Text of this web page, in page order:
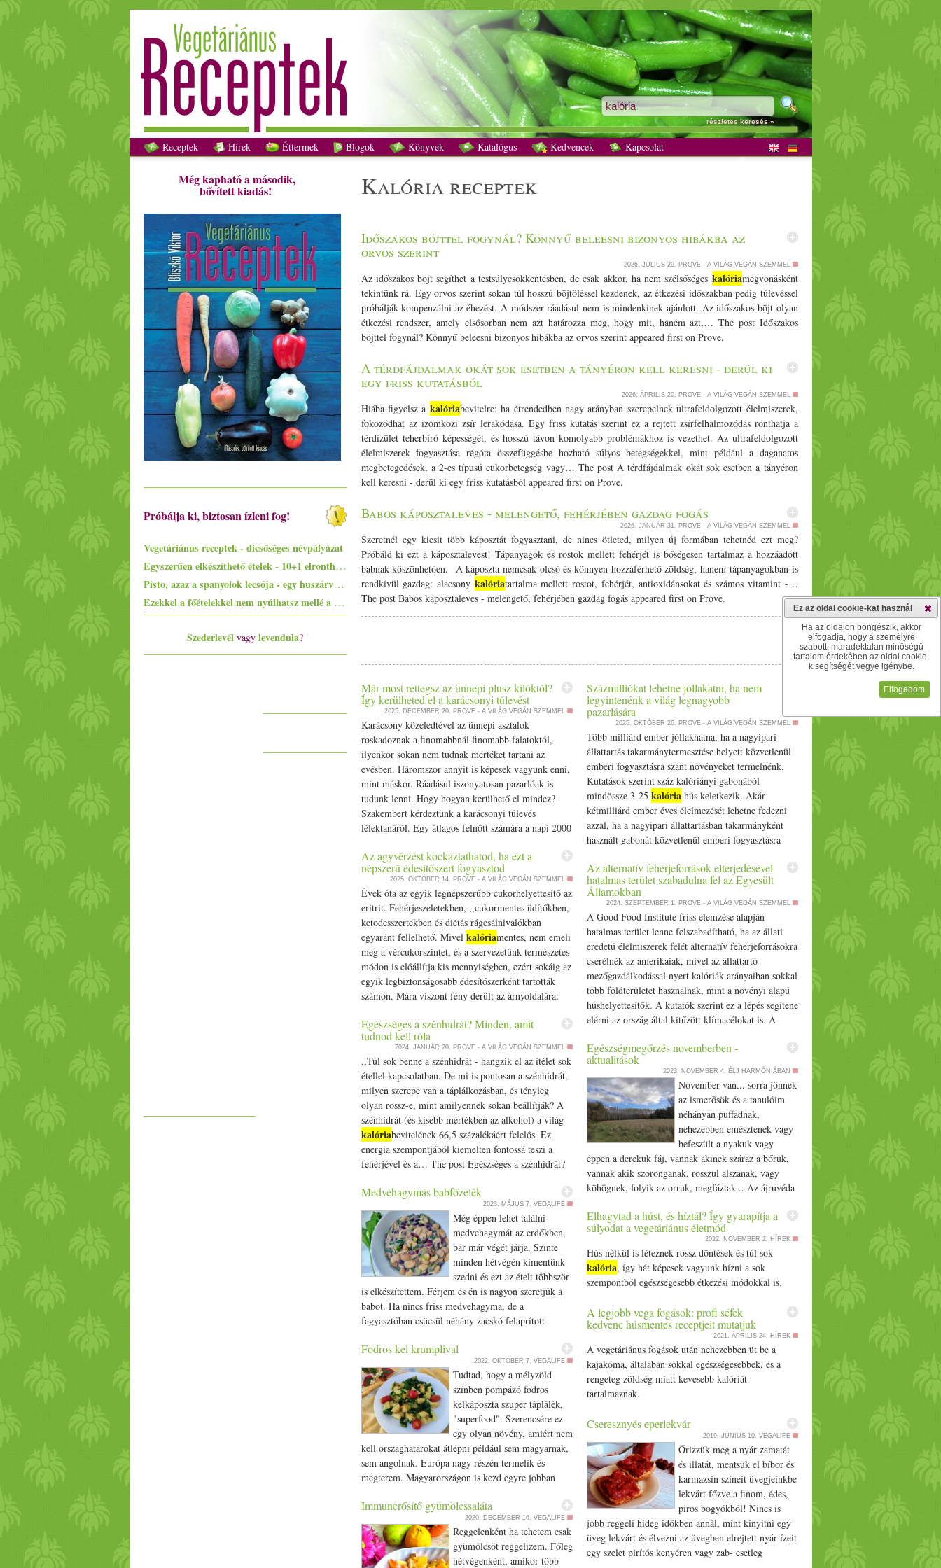
kalória receptek - Vegetáriánus receptek
részletes keresés »
Receptek Hírek Éttermek Blogok Könyvek Katalógus Kedvencek Kapcsolat
Még kapható a második,
bővített kiadás!
Próbálja ki, biztosan ízleni fog!
Vegetáriánus receptek - dicsőséges névpályázat
Egyszerűen elkészíthető ételek - 10+1 elronthatatlan recept kezdő konyhatündéreknek
Pisto, azaz a spanyolok lecsója - egy huszárvágással tesszük laktatóbbá
Ezekkel a főételekkel nem nyúlhatsz mellé a hőségben - 5+1 kánikularecept
Szederlevél vagy levendula?
kalória receptek
Időszakos böjttel fogynál? Könnyű beleesni bizonyos hibákba az
orvos szerint
2026. JÚLIUS 29. PROVE - A VILÁG VEGÁN SZEMMEL
Az időszakos böjt segíthet a testsúlycsökkentésben, de csak akkor, ha nem szélsőséges kalóriamegvonásként
tekintünk rá. Egy orvos szerint sokan túl hosszú böjtöléssel kezdenek, az étkezési időszakban pedig túlevéssel
próbálják kompenzálni az éhezést. A módszer ráadásul nem is mindenkinek ajánlott. Az időszakos böjt olyan
étkezési rendszer, amely elsősorban nem azt határozza meg, hogy mit, hanem azt,… The post Időszakos
böjttel fogynál? Könnyű beleesni bizonyos hibákba az orvos szerint appeared first on Prove.
A térdfájdalmak okát sok esetben a tányéron kell keresni - derül ki
egy friss kutatásból
2026. ÁPRILIS 20. PROVE - A VILÁG VEGÁN SZEMMEL
Hiába figyelsz a kalóriabevitelre: ha étrendedben nagy arányban szerepelnek ultrafeldolgozott élelmiszerek,
fokozódhat az izomközi zsír lerakódása. Egy friss kutatás szerint ez a rejtett zsírfelhalmozódás ronthatja a
térdízület teherbíró képességét, és hosszú távon komolyabb problémákhoz is vezethet. Az ultrafeldolgozott
élelmiszerek fogyasztása régóta összefüggésbe hozható súlyos betegségekkel, mint például a daganatos
megbetegedések, a 2-es típusú cukorbetegség vagy… The post A térdfájdalmak okát sok esetben a tányéron
kell keresni - derül ki egy friss kutatásból appeared first on Prove.
Babos káposztaleves - melengető, fehérjében gazdag fogás
2026. JANUÁR 31. PROVE - A VILÁG VEGÁN SZEMMEL
Szeretnél egy kicsit több káposztát fogyasztani, de nincs ötleted, milyen új formában tehetnéd ezt meg?
Próbáld ki ezt a káposztalevest! Tápanyagok és rostok mellett fehérjét is bőségesen tartalmaz a hozzáadott
babnak köszönhetően. A káposzta nemcsak olcsó és könnyen hozzáférhető zöldség, hanem tápanyagokban is
rendkívül gazdag: alacsony kalóriatartalma mellett rostot, fehérjét, antioxidánsokat és számos vitamint -…
The post Babos káposztaleves - melengető, fehérjében gazdag fogás appeared first on Prove.
Már most rettegsz az ünnepi plusz kilóktól?
Így kerülheted el a karácsonyi túlevést
2025. DECEMBER 20. PROVE - A VILÁG VEGÁN SZEMMEL
Karácsony közeledtével az ünnepi asztalok
roskadoznak a finomabbnál finomabb falatoktól,
ilyenkor sokan nem tudnak mértéket tartani az
evésben. Háromszor annyit is képesek vagyunk enni,
mint máskor. Ráadásul iszonyatosan pazarlóak is
tudunk lenni. Hogy hogyan kerülhető el mindez?
Szakembert kérdeztünk a karácsonyi túlevés
lélektanáról. Egy átlagos felnőtt számára a napi 2000
rettegsz az ünnepi plusz kilóktól? Így kerülheted el a
karácsonyi túlevést appeared first on Prove.
Az agyvérzést kockáztathatod, ha ezt a
népszerű édesítőszert fogyasztod
2025. OKTÓBER 14. PROVE - A VILÁG VEGÁN SZEMMEL
Évek óta az egyik legnépszerűbb cukorhelyettesítő az
eritrit. Fehérjeszeletekben, ,,cukormentes üdítőkben,
ketodesszertekben és diétás rágcsálnivalókban
egyaránt fellelhető. Mivel kalóriamentes, nem emeli
meg a vércukorszintet, és a szervezetünk természetes
módon is előállítja kis mennyiségben, ezért sokáig az
egyik legbiztonságosabb édesítőszerként tartották
számon. Mára viszont fény derült az árnyoldalára:
The post Az agyvérzést kockáztathatod, ha ezt a
népszerű édesítőszert fogyasztod appeared first on
Prove.hu.
Egészséges a szénhidrát? Minden, amit
tudnod kell róla
2024. JANUÁR 20. PROVE - A VILÁG VEGÁN SZEMMEL
,,Túl sok benne a szénhidrát - hangzik el az ítélet sok
étellel kapcsolatban. De mi is pontosan a szénhidrát,
milyen szerepe van a táplálkozásban, és tényleg
olyan rossz-e, mint amilyennek sokan beállítják? A
szénhidrát (és kisebb mértékben az alkohol) a világ
kalóriabevitelének 66,5 százalékáért felelős. Ez
energia szempontjából kiemelten fontossá teszi a
fehérjével és a… The post Egészséges a szénhidrát?
Prove.hu.
Medvehagymás babfőzelék
2023. MÁJUS 7. VEGALIFE
Még éppen lehet találni
medvehagymát az erdőkben,
bár már végét járja. Szinte
minden hétvégén kimentünk
szedni és ezt az ételt többször
is elkészítettem. Férjem és én is nagyon szeretjük a
babot. Ha nincs friss medvehagyma, de a
fagyasztóban csücsül néhány zacskó felaprított
hogy bármikor évközben elkészítsük ezt a
finomságos főzeléket. Medvehagymát nélkülözve
póréhagymát, esetleg újhagymát is használhatunk. Ha
attól tartanánk, hogy a bab puffadást okoz,
mindenképpen sok zöld levelű salátafélével, esetleg
spenóttal fogyasszuk. Figyeljünk arra is, hogy az étel
előtt fél órával és az étel után egy órával bőséges
vizet igyunk, az is segíti a bab emésztését. Ha
azonnal a babfőzelék fogyasztása után vagy közben
isszuk a vizet, a puffadás vele fog járni. A Barbeque
paprikás ízétől alig bírtunk leállni vele.
Fogyókúrázóknak érdemes gyakran hüvelyeset enni,
mivel gyorsan telít és sokáig nem éhezel meg.
Ráadásul a babokban van egy arginin nevű aminosav,
Fodros kel krumplival
2022. OKTÓBER 7. VEGALIFE
Tudtad, hogy a mélyzöld
színben pompázó fodros
kelkáposzta szuper táplálék,
"superfood". Szerencsére ez
egy olyan növény, amiért nem
kell országhatárokat átlépni például sem magyarnak,
sem angolnak. Európa nagy részén termelik és
megterem. Magyarországon is kezd egyre jobban
lábnyom fodros kel étellel kisebb lesz. Miért
szeretem a fodros kel-t? Tele van egészségünket,
szervezetünket építő és fenntartó vitaminokkal,
ásványi anyagokkal és antioxidánssal, a kalóriája
Immunerősítő gyümölcssaláta
2020. DECEMBER 16. VEGALIFE
Reggelenként ha tehetem csak
gyümölcsöt reggelizem. Főleg
hétvégenként, amikor több
Százmilliókat lehetne jóllakatni, ha nem
legyintenénk a világ legnagyobb
pazarlására
2025. OKTÓBER 26. PROVE - A VILÁG VEGÁN SZEMMEL
Több milliárd ember jóllakhatna, ha a nagyipari
állattartás takarmánytermesztése helyett közvetlenül
emberi fogyasztásra szánt növényeket termelnénk.
Kutatások szerint száz kalóriányi gabonából
mindössze 3-25 kalóriahús keletkezik. Akár
kétmilliárd ember éves élelmezését lehetne fedezni
azzal, ha a nagyipari állattartásban takarmányként
használt gabonát közvetlenül emberi fogyasztásra
állatjóléti szervezet friss… The post Százmilliókat
lehetne jóllakatni, ha nem legyintenénk a világ
legnagyobb pazarlására appeared first on Prove.hu.
Az alternatív fehérjeforrások elterjedésével
hatalmas terület szabadulna fel az Egyesült
Államokban
2024. SZEPTEMBER 1. PROVE - A VILÁG VEGÁN SZEMMEL
A Good Food Institute friss elemzése alapján
hatalmas terület lenne felszabadítható, ha az állati
eredetű élelmiszerek felét alternatív fehérjeforrásokra
cserélnék az amerikaiak, mivel az állattartó
mezőgazdálkodással nyert kalóriák arányaiban sokkal
több földterületet használnak, mint a növényi alapú
húshelyettesítők. A kutatók szerint ez a lépés segítene
elérni az ország által kitűzött klímacélokat is. A
fehérjeforrások elterjedésével hatalmas terület
szabadulna fel az Egyesült Államokban appeared first
on Prove.hu.
Egészségmegőrzés novemberben -
aktualitások
2023. NOVEMBER 4. ÉLJ HARMÓNIÁBAN
November van... sorra jönnek
az ismerősök és a tanulóim
néhányan puffadnak,
nehezebben emésztenek vagy
befeszült a nyakuk vagy
éppen a derekuk fáj, vannak akinek száraz a bőrük,
vannak akik szoronganak, rosszul alszanak, vagy
köhögnek, folyik az orruk, megfáztak... Az ájruvéda
világ működéséről és a környezeti hatásokról. Ha Te
is megfigyeled a természetet novemberben a
hőmérséklet jelentősen lecsökken, a hideg egyre
tartósabban lesz jelen az életünkben, egyre erősödik a
hideg szél, a hideg szeles napokat, nyirkos, esős
napok váltják és sajnos a nappalok is egyre
rövidebbek. A sötétség, a hideg és szél az emberi
szervezetre is hatást gyakorol. A november a
visszavonulás ideje a természetben és az emberek
számára is. A hideg miatt egyre kevesebb időt
töltünk a szabadban és eljön a beltéri tevékenységek
ideje. Lehet, hogy érzed is, hogy Te is
visszahúzódóbb vagy és jobban vágysz a meghitt,
fűtött, meleg otthonunk egy igazi védelem a téli
hideg időjárásban. Az állandó fűtés miatt könnyen
elfordulhat, hogy kiszárad a nyálkahártyánk és száraz
köhögést, torok kaparást vagy éppen orrvérzést is
tapasztalhatunk. A légutak védelmének érdekében
érdemes figyelni a párásításra is. A párásítás mellett
használhatsz légzést könnyítő vagy éppen hangulat
javító illóolajokat is. Az időjárás változásai és az
óraátállítás miatt, a bioritmusod is zavart szenved,
fáradtabbnak érzheted magad. A szervezetednek, egy
Elhagytad a húst, és híztál? Így gyarapítja a
súlyodat a vegetáriánus életmód
2022. NOVEMBER 2. HÍREK
Hús nélkül is léteznek rossz döntések és túl sok
kalória, így hát képesek vagyunk hízni a sok
szempontból egészségesebb étkezési módokkal is.
A legjobb vega fogások: profi séfek
kedvenc húsmentes receptjeit mutatjuk
2021. ÁPRILIS 24. HÍREK
A vegetáriánus fogások után nehezebben üt be a
kajakóma, általában sokkal egészségesebbek, és a
rengeteg zöldség miatt kevesebb kalóriát
tartalmaznak.
Cseresznyés eperlekvár
2019. JÚNIUS 10. VEGALIFE
Őrizzük meg a nyár zamatát
és illatát, mentsük el bíbor és
karmazsin színeit üvegjeinkbe
lekvárt főzve a finom, édes,
piros bogyókból! Nincs is
jobb reggeli hideg időkben annál, mint kinyitni egy
üveg lekvárt és élvezni az üvegben elrejtett nyár ízeit
egy szelet pirítós kenyéren vagy zab- esetleg
Ez az oldal cookie-kat használ
Ha az oldalon böngészik, akkor
elfogadja, hogy a személyre
szabott, maradéktalan minőségű
tartalom érdekében az oldal cookie-
k segítségét vegye igénybe.
Elfogadom